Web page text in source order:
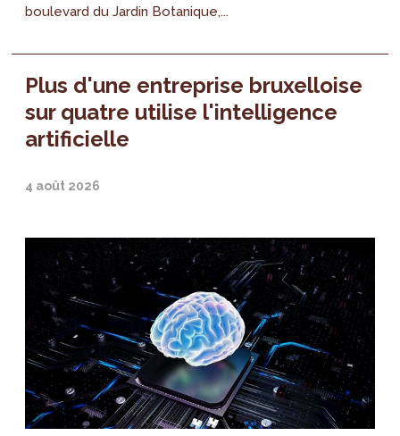
boulevard du Jardin Botanique,...
Plus d'une entreprise bruxelloise
sur quatre utilise l'intelligence
artificielle
4 août 2026